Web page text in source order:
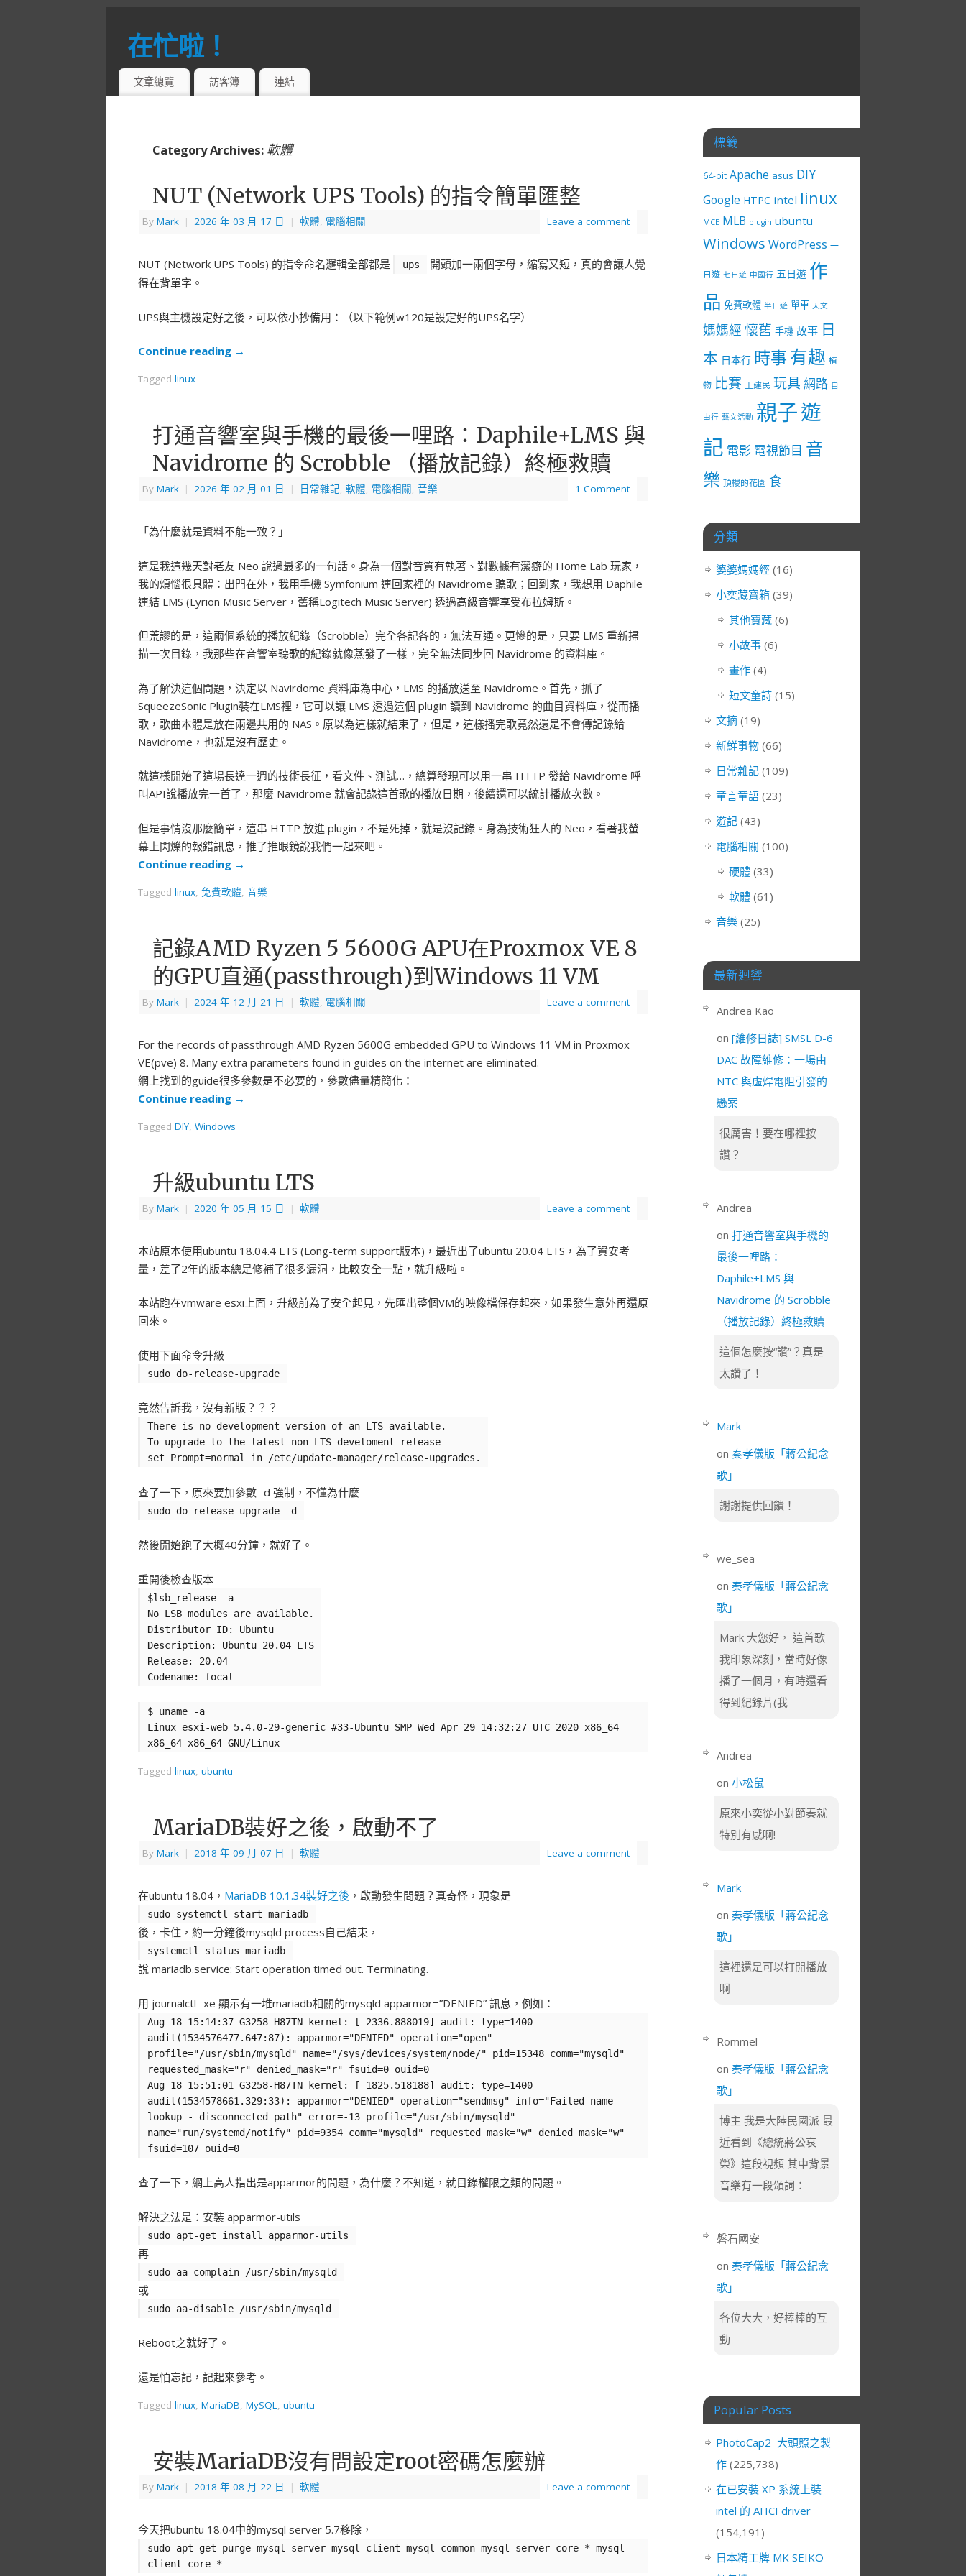
在忙啦！
「精神奕奕」曉瑩與家人的雜記
文章總覽 訪客簿 連結
Category Archives: 軟體
NUT (Network UPS Tools) 的指令簡單匯整
By Mark | 2026 年 03 月 17 日 | 軟體, 電腦相關 Leave a comment
NUT (Network UPS Tools) 的指令命名邏輯全部都是 ups
開頭加一兩個字母，縮寫又短，真的會讓人覺
得在背單字。
UPS與主機設定好之後，可以依小抄備用：（以下範例w120是設定好的UPS名字）
Continue reading →
Tagged linux
打通音響室與手機的最後一哩路：Daphile+LMS 與
Navidrome 的 Scrobble （播放記錄）終極救贖
By Mark | 2026 年 02 月 01 日 | 日常雜記, 軟體, 電腦相關, 音樂 1 Comment
「為什麼就是資料不能一致？」
這是我這幾天對老友 Neo 說過最多的一句話。身為一個對音質有執著、對數據有潔癖的 Home Lab 玩家，
我的煩惱很具體：出門在外，我用手機 Symfonium 連回家裡的 Navidrome 聽歌；回到家，我想用 Daphile
連結 LMS (Lyrion Music Server，舊稱Logitech Music Server) 透過高級音響享受布拉姆斯。
但荒謬的是，這兩個系統的播放紀錄（Scrobble）完全各記各的，無法互通。更慘的是，只要 LMS 重新掃
描一次目錄，我那些在音響室聽歌的紀錄就像蒸發了一樣，完全無法同步回 Navidrome 的資料庫。
為了解決這個問題，決定以 Navirdome 資料庫為中心，LMS 的播放送至 Navidrome。首先，抓了
SqueezeSonic Plugin裝在LMS裡，它可以讓 LMS 透過這個 plugin 讀到 Navidrome 的曲目資料庫，從而播
歌，歌曲本體是放在兩邊共用的 NAS。原以為這樣就結束了，但是，這樣播完歌竟然還是不會傳記錄給
Navidrome，也就是沒有歷史。
就這樣開始了這場長達一週的技術長征，看文件、測試…，總算發現可以用一串 HTTP 發給 Navidrome 呼
叫API說播放完一首了，那麼 Navidrome 就會記錄這首歌的播放日期，後續還可以統計播放次數。
但是事情沒那麼簡單，這串 HTTP 放進 plugin，不是死掉，就是沒記錄。身為技術狂人的 Neo，看著我螢
幕上閃爍的報錯訊息，推了推眼鏡說我們一起來吧。
Continue reading →
Tagged linux, 免費軟體, 音樂
記錄AMD Ryzen 5 5600G APU在Proxmox VE 8
的GPU直通(passthrough)到Windows 11 VM
By Mark | 2024 年 12 月 21 日 | 軟體, 電腦相關 Leave a comment
For the records of passthrough AMD Ryzen 5600G embedded GPU to Windows 11 VM in Proxmox
VE(pve) 8. Many extra parameters found in guides on the internet are eliminated.
網上找到的guide很多參數是不必要的，參數儘量精簡化：
Continue reading →
Tagged DIY, Windows
升級ubuntu LTS
By Mark | 2020 年 05 月 15 日 | 軟體 Leave a comment
本站原本使用ubuntu 18.04.4 LTS (Long-term support版本)，最近出了ubuntu 20.04 LTS，為了資安考
量，差了2年的版本總是修補了很多漏洞，比較安全一點，就升級啦。
本站跑在vmware esxi上面，升級前為了安全起見，先匯出整個VM的映像檔保存起來，如果發生意外再還原
回來。
使用下面命令升級
sudo do-release-upgrade
竟然告訴我，沒有新版？？？
There is no development version of an LTS available.
To upgrade to the latest non-LTS develoment release
set Prompt=normal in /etc/update-manager/release-upgrades.
查了一下，原來要加參數 -d 強制，不懂為什麼
sudo do-release-upgrade -d
然後開始跑了大概40分鐘，就好了。
重開後檢查版本
$lsb_release -a
No LSB modules are available.
Distributor ID: Ubuntu
Description: Ubuntu 20.04 LTS
Release: 20.04
Codename: focal
$ uname -a
Linux esxi-web 5.4.0-29-generic #33-Ubuntu SMP Wed Apr 29 14:32:27 UTC 2020 x86_64
x86_64 x86_64 GNU/Linux
Tagged linux, ubuntu
MariaDB裝好之後，啟動不了
By Mark | 2018 年 09 月 07 日 | 軟體 Leave a comment
在ubuntu 18.04， MariaDB 10.1.34裝好之後 ，啟動發生問題？真奇怪，現象是
sudo systemctl start mariadb
後，卡住，約一分鐘後mysqld process自己結束，
systemctl status mariadb
說 mariadb.service: Start operation timed out. Terminating.
用 journalctl -xe 顯示有一堆mariadb相關的mysqld apparmor=”DENIED” 訊息，例如：
Aug 18 15:14:37 G3258-H87TN kernel: [ 2336.888019] audit: type=1400
audit(1534576477.647:87): apparmor="DENIED" operation="open"
profile="/usr/sbin/mysqld" name="/sys/devices/system/node/" pid=15348 comm="mysqld"
requested_mask="r" denied_mask="r" fsuid=0 ouid=0
Aug 18 15:51:01 G3258-H87TN kernel: [ 1825.518188] audit: type=1400
audit(1534578661.329:33): apparmor="DENIED" operation="sendmsg" info="Failed name
lookup - disconnected path" error=-13 profile="/usr/sbin/mysqld"
name="run/systemd/notify" pid=9354 comm="mysqld" requested_mask="w" denied_mask="w"
fsuid=107 ouid=0
查了一下，網上高人指出是apparmor的問題，為什麼？不知道，就目錄權限之類的問題。
解決之法是：安裝 apparmor-utils
sudo apt-get install apparmor-utils
再
sudo aa-complain /usr/sbin/mysqld
或
sudo aa-disable /usr/sbin/mysqld
Reboot之就好了。
還是怕忘記，記起來參考。
Tagged linux, MariaDB, MySQL, ubuntu
安裝MariaDB沒有問設定root密碼怎麼辦
By Mark | 2018 年 08 月 22 日 | 軟體 Leave a comment
今天把ubuntu 18.04中的mysql server 5.7移除，
sudo apt-get purge mysql-server mysql-client mysql-common mysql-server-core-* mysql-
client-core-*
標籤
64-bit Apache asus DIY
Google HTPC intel linux
MCE MLB plugin ubuntu
Windows WordPress 一
日遊 七日遊 中國行 五日遊 作
品 免費軟體 半日遊 單車 天文
媽媽經 懷舊 手機 故事 日
本 日本行 時事有趣 植
物 比賽 王建民 玩具 網路 自
由行 藝文活動 親子遊
記 電影 電視節目 音
樂 頂樓的花園 食
分類
婆婆媽媽經 (16)
小奕藏寶箱 (39)
其他寶藏 (6)
小故事 (6)
畫作 (4)
短文童詩 (15)
文摘 (19)
新鮮事物 (66)
日常雜記 (109)
童言童語 (23)
遊記 (43)
電腦相關 (100)
硬體 (33)
軟體 (61)
音樂 (25)
最新迴響
Andrea Kao
on [維修日誌] SMSL D-6
DAC 故障維修：一場由
NTC 與虛焊電阻引發的
懸案
很厲害！要在哪裡按
讚？
Andrea
on 打通音響室與手機的
最後一哩路：
Daphile+LMS 與
Navidrome 的 Scrobble
（播放記錄）終極救贖
這個怎麼按“讚”？真是
太讚了！
Mark
on 秦孝儀版「蔣公紀念
歌」
謝謝提供回饋！
we_sea
on 秦孝儀版「蔣公紀念
歌」
Mark 大您好， 這首歌
我印象深刻，當時好像
播了一個月，有時還看
得到紀錄片(我
Andrea
on 小松鼠
原來小奕從小對節奏就
特別有感啊!
Mark
on 秦孝儀版「蔣公紀念
歌」
這裡還是可以打開播放
啊
Rommel
on 秦孝儀版「蔣公紀念
歌」
博主 我是大陸民國派 最
近看到《總統蔣公哀
榮》這段視頻 其中背景
音樂有一段頌詞：
磐石國安
on 秦孝儀版「蔣公紀念
歌」
各位大大，好棒棒的互
動
Popular Posts
PhotoCap2–大頭照之製
作 (225,738)
在已安裝 XP 系統上裝
intel 的 AHCI driver
(154,191)
日本精工牌 MK SEIKO